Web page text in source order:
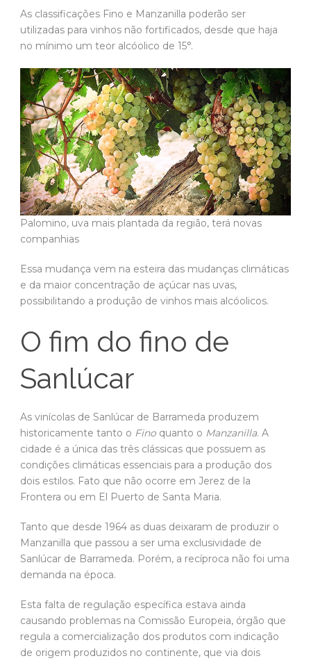
As classificações Fino e Manzanilla poderão ser
utilizadas para vinhos não fortificados, desde que haja
no mínimo um teor alcóolico de 15°.
Palomino, uva mais plantada da região, terá novas
companhias
Essa mudança vem na esteira das mudanças climáticas
e da maior concentração de açúcar nas uvas,
possibilitando a produção de vinhos mais alcóolicos.
O fim do fino de
Sanlúcar
As vinícolas de Sanlúcar de Barrameda produzem
historicamente tanto o Fino quanto o Manzanilla. A
cidade é a única das três clássicas que possuem as
condições climáticas essenciais para a produção dos
dois estilos. Fato que não ocorre em Jerez de la
Frontera ou em El Puerto de Santa Maria.
Tanto que desde 1964 as duas deixaram de produzir o
Manzanilla que passou a ser uma exclusividade de
Sanlúcar de Barrameda. Porém, a recíproca não foi uma
demanda na época.
Esta falta de regulação específica estava ainda
causando problemas na Comissão Europeia, órgão que
regula a comercialização dos produtos com indicação
de origem produzidos no continente, que via dois